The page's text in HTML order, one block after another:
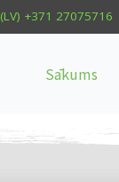
(LV) +371 27075716
Sākums